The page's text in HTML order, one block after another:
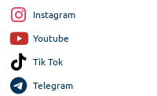
Instagram
Youtube
Tik Tok
Telegram